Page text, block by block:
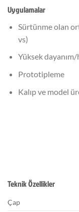
Uygulamalar
Sürtünme olan
vs)
Yüksek
Prototipleme
Kalıp ve model
Teknik Özellikler
Çap